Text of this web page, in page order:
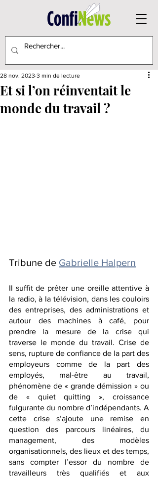
Et si l’on réinventait le
monde du travail ?
28 nov. 2023 3 min de lecture
Tribune de Gabrielle Halpern
Il suffit de prêter une oreille attentive à
la radio, à la télévision, dans les couloirs
des entreprises, des administrations et
autour des machines à café, pour
prendre la mesure de la crise qui
traverse le monde du travail. Crise de
sens, rupture de confiance de la part des
employeurs comme de la part des
employés, mal-être au travail,
phénomène de « grande démission » ou
de « quiet quitting », croissance
fulgurante du nombre d’indépendants. A
cette crise s’ajoute une remise en
question des parcours linéaires, du
management, des modèles
organisationnels, des lieux et des temps,
sans compter l’essor du nombre de
travailleurs très qualifiés et aux